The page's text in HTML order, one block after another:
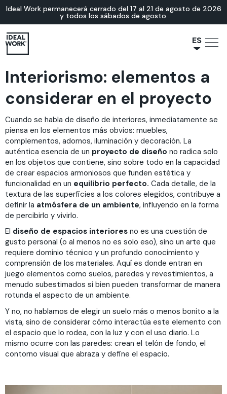
Ideal Work permanecerá cerrado del 17 al 21 de agosto de 2026
y todos los sábados de agosto.
ES
JA
FR
EN
Interiorismo: elementos a
considerar en el proyecto
Cuando se habla de diseño de interiores, inmediatamente se
piensa en los elementos más obvios: muebles,
complementos, adornos, iluminación y decoración. La
auténtica esencia de un proyecto de diseño no radica solo
en los objetos que contiene, sino sobre todo en la capacidad
de crear espacios armoniosos que funden estética y
funcionalidad en un equilibrio perfecto. Cada detalle, de la
textura de las superficies a los colores elegidos, contribuye a
definir la atmósfera de un ambiente, influyendo en la forma
de percibirlo y vivirlo.
El diseño de espacios interiores no es una cuestión de
gusto personal (o al menos no es solo eso), sino un arte que
requiere dominio técnico y un profundo conocimiento y
comprensión de los materiales. Aquí es donde entran en
juego elementos como suelos, paredes y revestimientos, a
menudo subestimados si bien pueden transformar de manera
rotunda el aspecto de un ambiente.
Y no, no hablamos de elegir un suelo más o menos bonito a la
vista, sino de considerar cómo interactúa este elemento con
el espacio que lo rodea, con la luz y con el uso diario. Lo
mismo ocurre con las paredes: crean el telón de fondo, el
contorno visual que abraza y define el espacio.